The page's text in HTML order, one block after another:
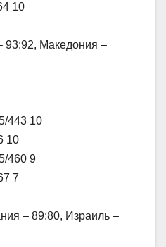
10
93:92, Македония –
443 10
10
460 9
7
– 89:80, Израиль –